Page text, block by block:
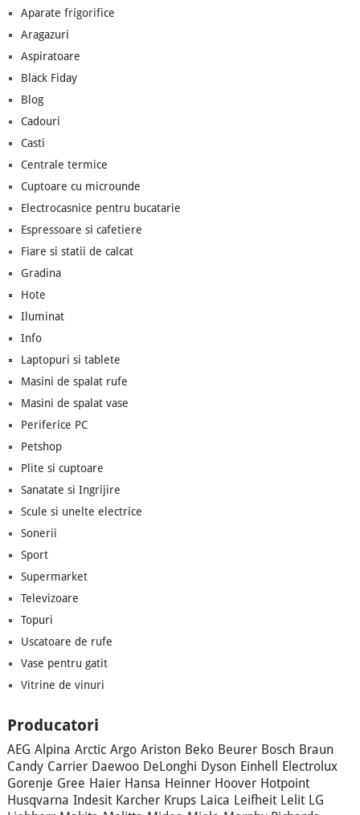
Aparate frigorifice
Aragazuri
Aspiratoare
Black Fiday
Blog
Cadouri
Casti
Centrale termice
Cuptoare cu microunde
Electrocasnice pentru bucatarie
Espressoare si cafetiere
Fiare si statii de calcat
Gradina
Hote
Iluminat
Info
Laptopuri si tablete
Masini de spalat rufe
Masini de spalat vase
Periferice PC
Petshop
Plite si cuptoare
Sanatate si Ingrijire
Scule si unelte electrice
Sonerii
Sport
Supermarket
Televizoare
Topuri
Uscatoare de rufe
Vase pentru gatit
Vitrine de vinuri
Producatori
AEG Alpina Arctic Argo Ariston Beko Beurer Bosch Braun
Candy Carrier Daewoo DeLonghi Dyson Einhell
Electrolux
Gorenje Gree Haier Hansa Heinner Hoover Hotpoint
Husqvarna Indesit Karcher Krups Laica Leifheit Lelit LG